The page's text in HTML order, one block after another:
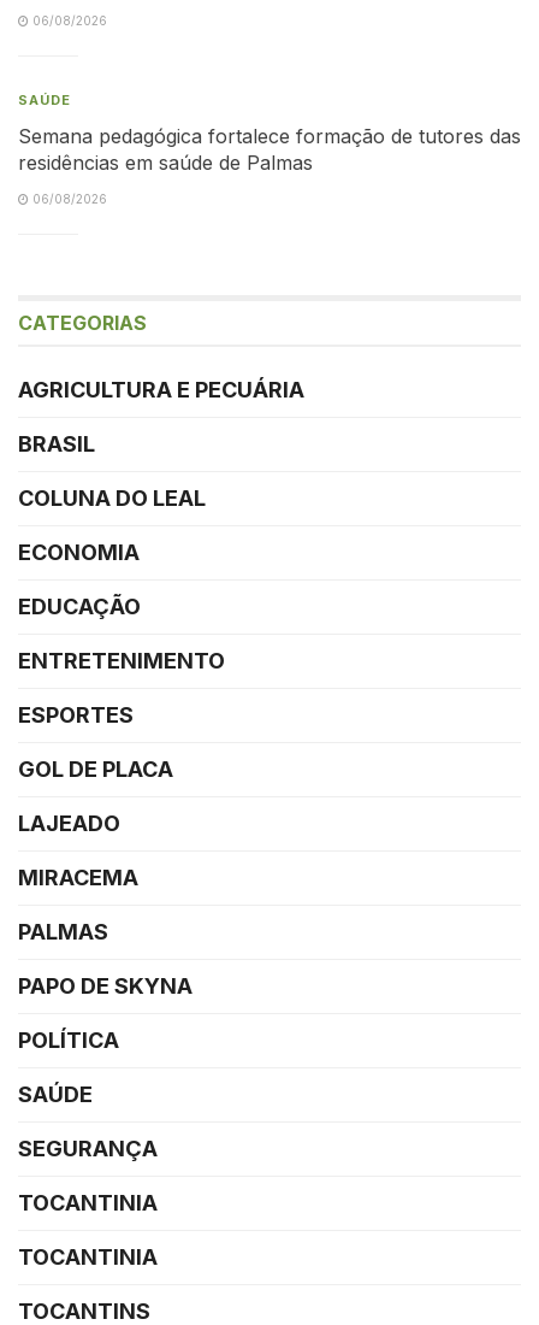
06/08/2026
SAÚDE
Semana pedagógica fortalece formação de tutores das
residências em saúde de Palmas
06/08/2026
CATEGORIAS
AGRICULTURA E PECUÁRIA
BRASIL
COLUNA DO LEAL
ECONOMIA
EDUCAÇÃO
ENTRETENIMENTO
ESPORTES
GOL DE PLACA
LAJEADO
MIRACEMA
PALMAS
PAPO DE SKYNA
POLÍTICA
SAÚDE
SEGURANÇA
TOCANTINIA
TOCANTINIA
TOCANTINS